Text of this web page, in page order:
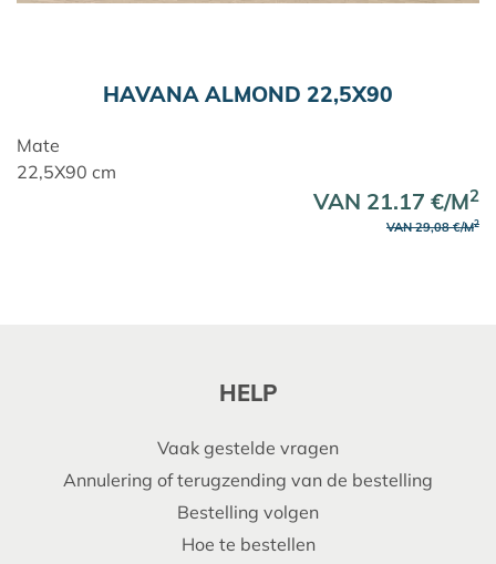
HAVANA ALMOND 22,5X90
Mate
22,5X90 cm
VAN 21.17 €/M2
VAN 29,08 €/M2
HELP
Vaak gestelde vragen
Annulering of terugzending van de bestelling
Bestelling volgen
Hoe te bestellen